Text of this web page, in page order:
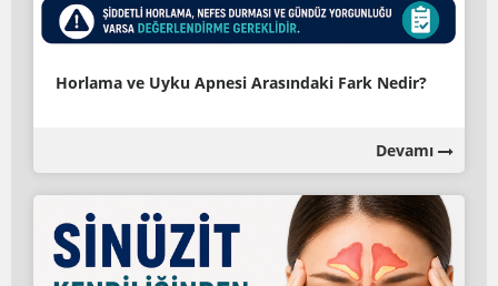
Horlama ve Uyku Apnesi Arasındaki Fark Nedir?
Devamı